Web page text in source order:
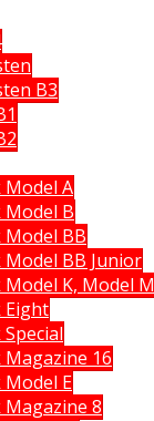
B3
Model A
Model B
Model BB
Model BB Junior
K, Model M
Eight
16
Model E
Magazine 8